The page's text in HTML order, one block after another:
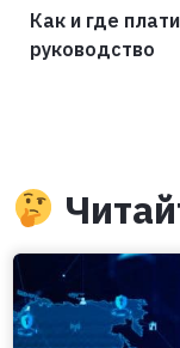
Как и где
руководство